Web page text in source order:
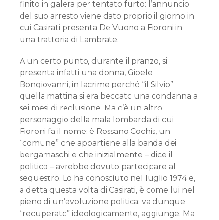
finito in galera per tentato furto: l’annuncio
del suo arresto viene dato proprio il giorno in
cui Casirati presenta De Vuono a Fioroni in
una trattoria di Lambrate.
A un certo punto, durante il pranzo, si
presenta infatti una donna, Gioele
Bongiovanni, in lacrime perché “il Silvio”
quella mattina si era beccato una condanna a
sei mesi di reclusione. Ma c’è un altro
personaggio della mala lombarda di cui
Fioroni fa il nome: è Rossano Cochis, un
“comune” che appartiene alla banda dei
bergamaschi e che inizialmente – dice il
politico – avrebbe dovuto partecipare al
sequestro. Lo ha conosciuto nel luglio 1974 e,
a detta questa volta di Casirati, è come lui nel
pieno di un’evoluzione politica: va dunque
“recuperato” ideologicamente, aggiunge. Ma